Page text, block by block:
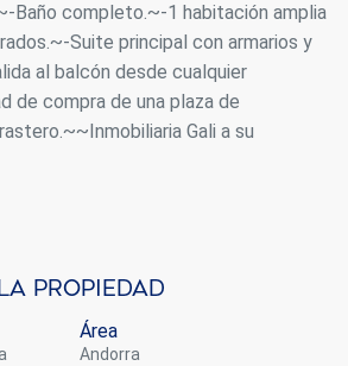
Baño completo.~-1 habitación amplia
Suite principal con armarios y
al balcón desde cualquier
de compra de una plaza de
Gali a su
propiedad
Área
Andorra